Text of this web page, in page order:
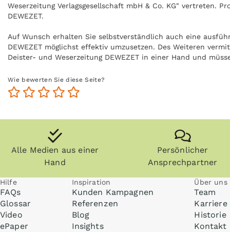
Weserzeitung Verlagsgesellschaft mbH & Co. KG" vertreten.
DEWEZET.
Auf Wunsch erhalten Sie selbstverständlich auch eine
DEWEZET möglichst effektiv umzusetzen. Des Weiteren
Deister- und Weserzeitung DEWEZET in einer Hand und
Mehr Informationen zum Thema Print-Werbung finden Sie
Wie bewerten Sie diese Seite?
Alle Medien aus einer
Hand
Persönlicher
Ansprechpartner
Hilfe
FAQs
Glossar
Video
ePaper
Inspiration
Kunden Kampagnen
Referenzen
Blog
Insights
Über uns
Team
Karriere
Historie
Kontakt